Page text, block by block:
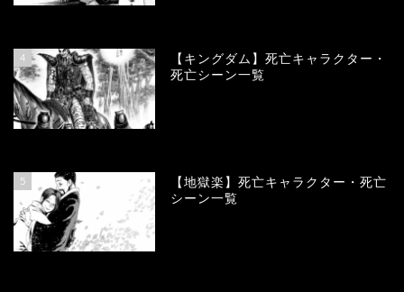
4
【キングダム】死亡キャラクター・
死亡シーン一覧
5
【地獄楽】死亡キャラクター・死亡
シーン一覧